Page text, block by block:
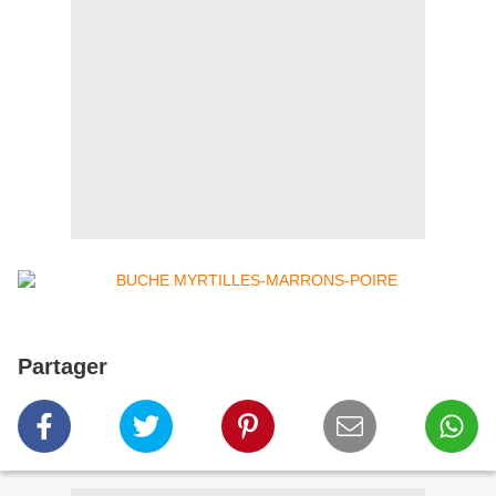
Partager